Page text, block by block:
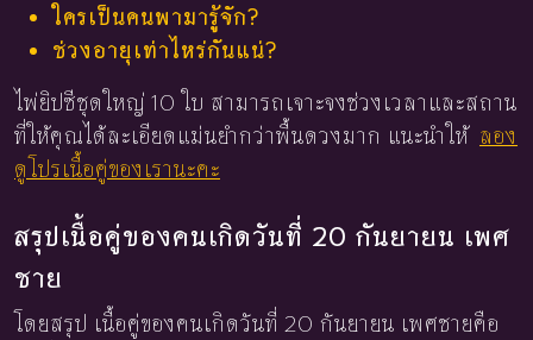
ใครเป็นคนพามารู้จัก?
ช่วงอายุเท่าไหร่กันแน่?
ไพ่ยิปซีชุดใหญ่ 10 ใบ สามารถเจาะจงช่วงเวลาและสถาน
ที่ให้คุณได้ละเอียดแม่นยำกว่าพื้นดวงมาก แนะนำให้ ลอง
ดูโปรเนื้อคู่ของเรานะคะ
สรุปเนื้อคู่ของคนเกิดวันที่ 20 กันยายน เพศ
ชาย
โดยสรุป เนื้อคู่ของคนเกิดวันที่ 20 กันยายน เพศชายคือ